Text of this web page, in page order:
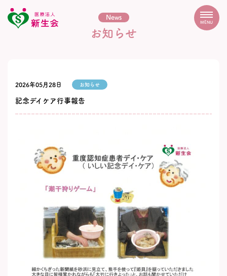
MENU
News
お知らせ
2026年05月28日 お知らせ
記念デイケア行事報告